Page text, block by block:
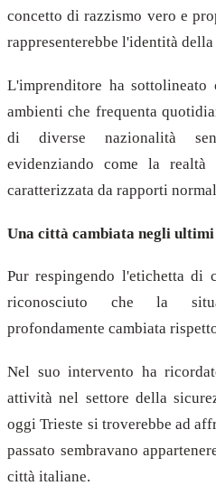
concetto di razzismo vero e
rappresenterebbe l'identità
L'imprenditore ha
ambienti che frequenta
di diverse nazionalità
evidenziando come la
caratterizzata da rapporti
Una città cambiata negli ultimi
Pur respingendo l'etichetta di
riconosciuto che la
profondamente cambiata
Nel suo intervento ha
attività nel settore della
oggi Trieste si troverebbe ad
passato sembravano
città italiane.